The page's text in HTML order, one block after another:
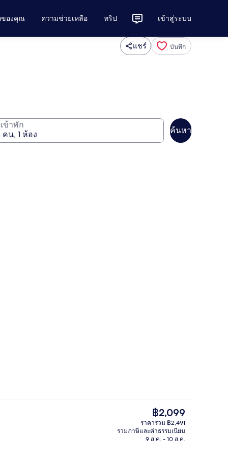
ของคุณ ความช่วยเหลือ ทริป เข้าสู่ระบบ
แชร์ บันทึก
ข้าพัก
ค้นหา
อาหารเช้าปรุงตามสั่งทุกวัน (คิดค่าบริก
ราคา
ปัจจุบัน
฿2,099
฿2,099
ราคารวม ฿2,491
รวมภาษีและค่าธรรมเนียม
9 ส.ค. - 10 ส.ค.